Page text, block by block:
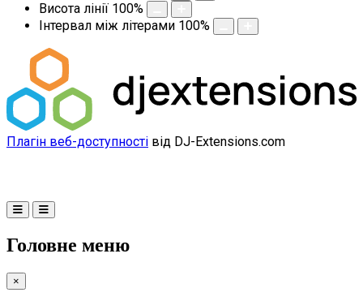
Висота лінії 100%
Інтервал між літерами 100%
Плагін веб-доступності від DJ-Extensions.com
Головне меню
×